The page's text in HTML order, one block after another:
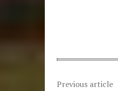
Previous article